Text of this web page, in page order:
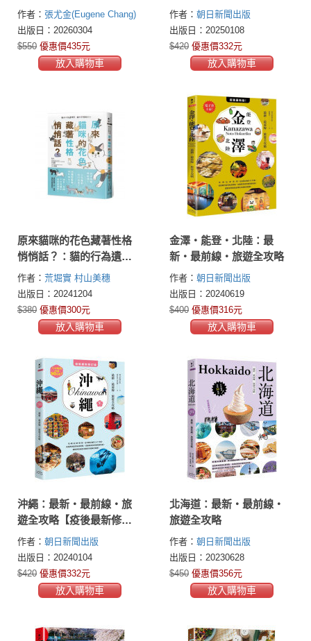
的「大谷流思考」【投打
雙封面設計+「大谷流」書
衣海報典藏版】
作者： 張尤金(Eugene Chang)
出版日：20260304
$550 優惠價435元
放入購物車
作者： 朝日新聞出版
出版日：20250108
$420 優惠價332元
放入購物車
原來貓咪的花色藏著性格
悄悄話？：貓的行為遺傳
學，讓你更懂貓的心
作者： 荒堀實 村山美穗
出版日：20241204
$380 優惠價300元
放入購物車
金澤‧能登・北陸：最
新‧最前線‧旅遊全攻略
作者： 朝日新聞出版
出版日：20240619
$400 優惠價316元
放入購物車
沖繩：最新‧最前線‧旅
遊全攻略【疫後最新修訂
版】
作者： 朝日新聞出版
出版日：20240104
$420 優惠價332元
放入購物車
北海道：最新‧最前線‧
旅遊全攻略
作者： 朝日新聞出版
出版日：20230628
$450 優惠價356元
放入購物車